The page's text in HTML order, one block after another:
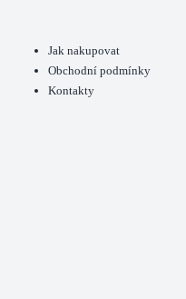
Jak nakupovat
Obchodní podmínky
Kontakty